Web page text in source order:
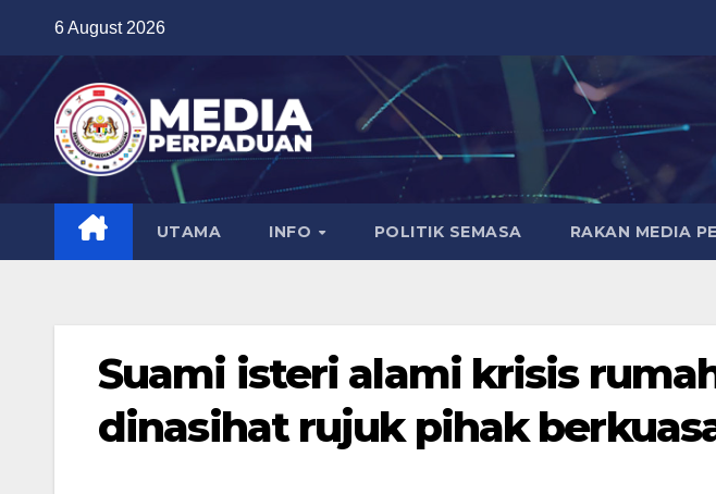
content
6 August 2026
UTAMA INFO POLITIK SEMASA RAKAN MEDIA
Suami isteri alami krisis
dinasihat rujuk pihak